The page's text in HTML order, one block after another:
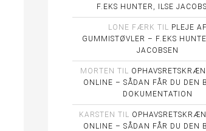
F.EKS HUNTER, ILSE
LONE FÆRK TIL PLEJE AF
GUMMISTØVLER – F.EKS
JACOBSEN
MORTEN TIL
ONLINE – SÅDAN FÅR DU DEN
DOKUMENTATION
KARSTEN TIL
ONLINE – SÅDAN FÅR DU DEN